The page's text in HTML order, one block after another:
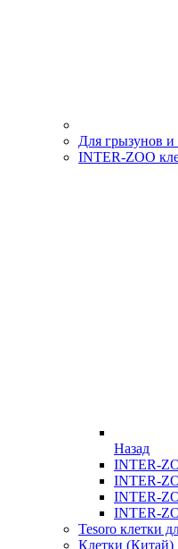
Для грызунов и
INTER-ZOO
Назад
INTER-
INTER-
INTER-
INTER-
Tesoro клетки
Клетки (Китай)